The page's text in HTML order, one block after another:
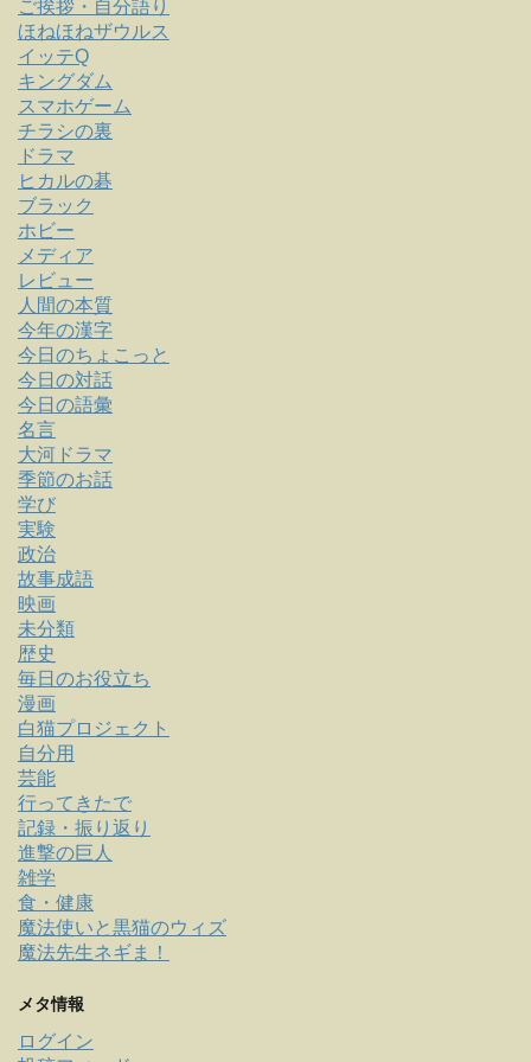
ご挨拶・自分語り
ほねほねザウルス
イッテQ
キングダム
スマホゲーム
チラシの裏
ドラマ
ヒカルの碁
ブラック
ホビー
メディア
レビュー
人間の本質
今年の漢字
今日のちょこっと
今日の対話
今日の語彙
名言
大河ドラマ
季節のお話
学び
実験
政治
故事成語
映画
未分類
歴史
毎日のお役立ち
漫画
白猫プロジェクト
自分用
芸能
行ってきたで
記録・振り返り
進撃の巨人
雑学
食・健康
魔法使いと黒猫のウィズ
魔法先生ネギま！
メタ情報
ログイン